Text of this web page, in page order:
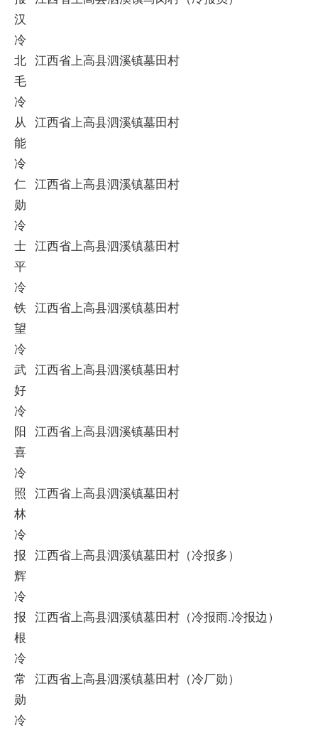
汉
冷
北
毛
江西省上高县泗溪镇墓田村
冷
从
能
江西省上高县泗溪镇墓田村
冷
仁
勋
江西省上高县泗溪镇墓田村
冷
士
平
江西省上高县泗溪镇墓田村
冷
铁
望
江西省上高县泗溪镇墓田村
冷
武
好
江西省上高县泗溪镇墓田村
冷
阳
喜
江西省上高县泗溪镇墓田村
冷
照
林
江西省上高县泗溪镇墓田村
冷
报
辉
江西省上高县泗溪镇墓田村（冷报多）
冷
报
根
江西省上高县泗溪镇墓田村（冷报雨.冷报边）
冷
常
勋
江西省上高县泗溪镇墓田村（冷厂勋）
冷